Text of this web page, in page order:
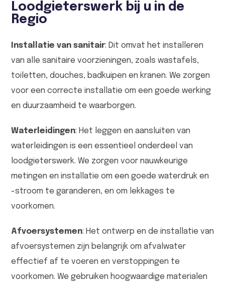
Loodgieterswerk bij u in de
Regio
Installatie van sanitair: Dit omvat het installeren
van alle sanitaire voorzieningen, zoals wastafels,
toiletten, douches, badkuipen en kranen. We zorgen
voor een correcte installatie om een goede werking
en duurzaamheid te waarborgen.
Waterleidingen: Het leggen en aansluiten van
waterleidingen is een essentieel onderdeel van
loodgieterswerk. We zorgen voor nauwkeurige
metingen en installatie om een goede waterdruk en
-stroom te garanderen, en om lekkages te
voorkomen.
Afvoersystemen: Het ontwerp en de installatie van
afvoersystemen zijn belangrijk om afvalwater
effectief af te voeren en verstoppingen te
voorkomen. We gebruiken hoogwaardige materialen